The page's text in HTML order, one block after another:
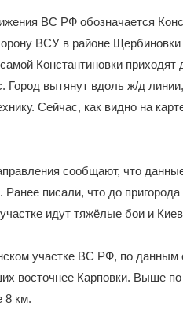
ВС РФ обозначается
ВСУ в районе
Константиновки
Город вытянут вдоль ж/д
Сейчас, как видно на
сообщают, что
Ранее писали, что до
идут тяжёлые бои и
участке ВС РФ, по данным
восточнее Карповки. Выше
8 км.